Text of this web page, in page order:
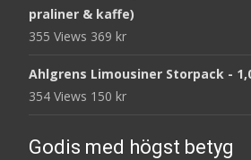
praliner & kaffe)
355 Views 369 kr
Ahlgrens Limousiner Storpack -
354 Views 150 kr
Godis med högst betyg